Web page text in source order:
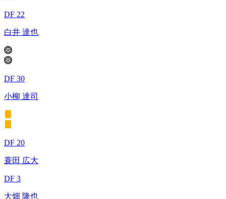
DF 22
白井 達也
DF 30
小柳 達司
DF 20
蓑田 広大
DF 3
大畑 隆也